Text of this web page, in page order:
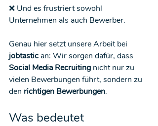
❌ Und es frustriert sowohl
Unternehmen als auch Bewerber.
Genau hier setzt unsere Arbeit bei
jobtastic an: Wir sorgen dafür, dass
Social Media Recruiting nicht nur zu
vielen Bewerbungen führt, sondern zu
den richtigen Bewerbungen.
Was bedeutet